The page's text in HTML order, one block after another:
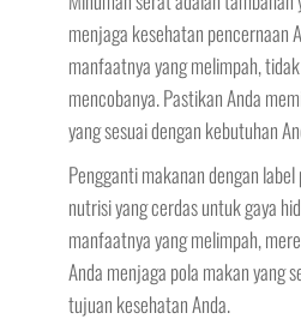
menjaga kesehatan pencernaan
manfaatnya yang melimpah,
mencobanya. Pastikan Anda
yang sesuai dengan kebutuhan
Pengganti makanan dengan
nutrisi yang cerdas untuk gaya
manfaatnya yang melimpah,
Anda menjaga pola makan yang
tujuan kesehatan Anda.